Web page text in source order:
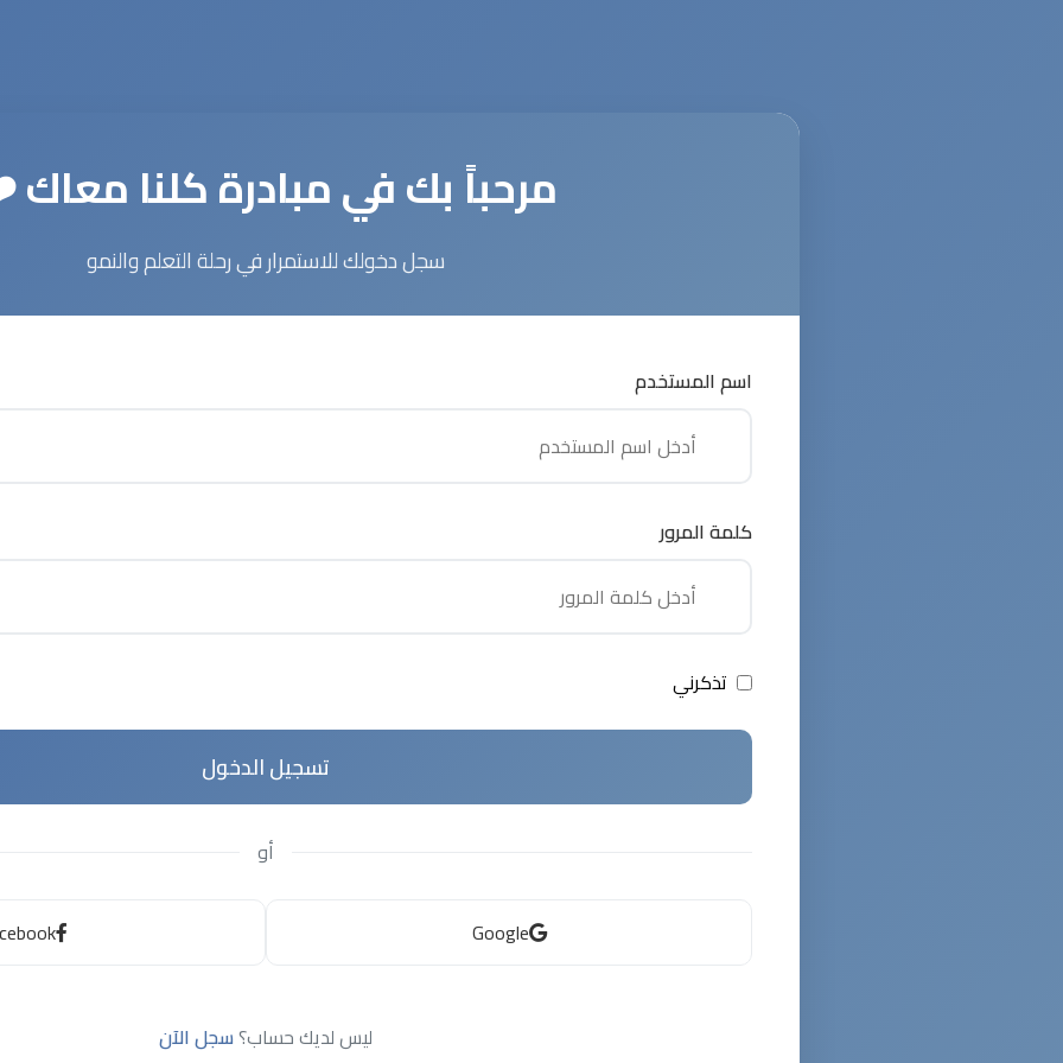
مرحباً بك في مبادرة كلنا
سجل دخولك للاستمرار في رحلة التعلم والنمو
اسم المستخدم
كلمة المرور
تذكرني
تسجيل الدخول
أو
Google
ليس لديك حساب؟سجل الآن